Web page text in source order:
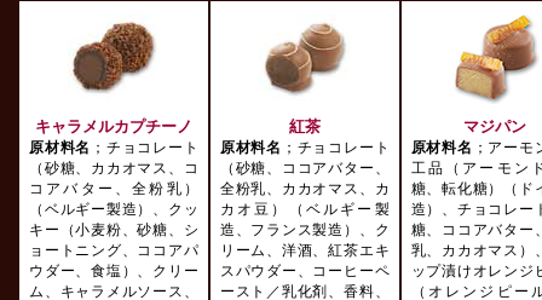
キャラメルカプチーノ
原材料名 ；チョコレート
（砂糖、カカオマス、コ
コアバター、全粉乳）
（ベルギー製造）、クッ
キー（小麦粉、砂糖、シ
ョートニング、ココアパ
ウダー、食塩）、クリー
ム、キャラメルソース、
紅茶
原材料名 ；チョコレート
（砂糖、ココアバター、
全粉乳、カカオマス、カ
カオ豆）（ベルギー製
造、フランス製造）、ク
リーム、洋酒、紅茶エキ
スパウダー、コーヒーペ
ースト／乳化剤、香料、
マジパン
原材料名 ；アーモ
工品（アーモン
糖、転化糖）（ド
造）、チョコレー
糖、ココアバター
乳、カカオマス）
ップ漬けオレンジ
（オレンジピー